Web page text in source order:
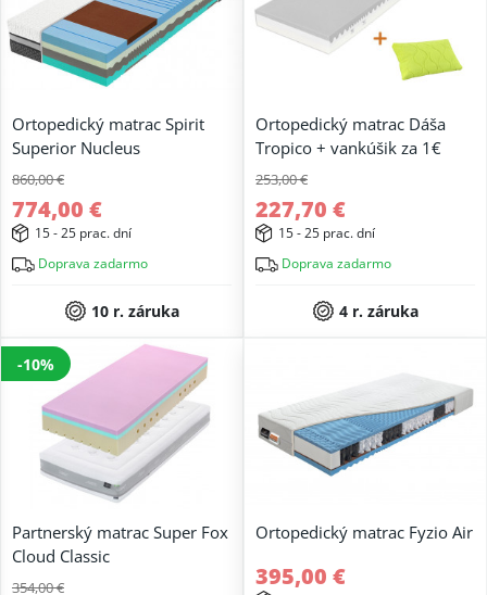
Ortopedický matrac Spirit
Superior Nucleus
860,00 €
774,00 €
15 - 25 prac. dní
Doprava zadarmo
10 r. záruka
Ortopedický matrac Dáša
Tropico + vankúšik za 1€
253,00 €
227,70 €
15 - 25 prac. dní
Doprava zadarmo
4 r. záruka
-10%
Partnerský matrac Super Fox
Cloud Classic
354,00 €
Ortopedický matrac Fyzio Air
395,00 €